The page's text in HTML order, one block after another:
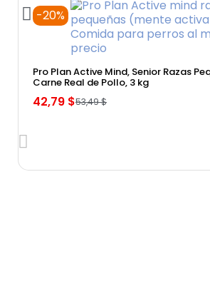
Vista rápida
-20%
Pro Plan Active Mind, Senior Razas
Carne Real de Pollo, 3 kg
53,49 $
42,79 $